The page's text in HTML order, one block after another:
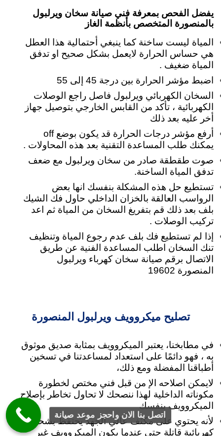
يفضل الفحص بمعرفة فني صيانة سخان ويرلبول
بالمنصورة المتخصص بأنظمة الغاز
المياة ليست ساخنة كما ينبغي أحتمالية هذا العطل
هي حساس الحرارة لايعمل بشكل صحيح او تدفق
المياة ضغيف .
اضبط مؤشر الحرارة بين درجة 45 إلى 55
السخان الكهربائي ويرلبول فاصل راجع الوصلات
الكهربائية ، تأكد من القابس الخارجي بتوصيل جهاز
أخر عليه بعد ذلك
أرفع مؤشر درجات الحرارة قد يكون بوضع off
يمكنك طلب المساعدة التقنية بعد هذه المحاولات .
صوت طقطقة صادر من سخان ويرلبول مع ضعف
تدفق المياة الساخنة.
تستطيع حل هذه المشكلة بنفسك انها بعض
الرواسب العالقة بالخزان الداخلي حاول فك الشيك
بلف بعد ذلك قم بتفريغ السخان من المياة ثم اعد
تركيب الوصلات .
إذا لم تستطيع فك بلف عدم رجوع المياة وتنظيف
تنك السخان اطلب المساعدة الفنية عن طريق
الاتصال برقم صيانة سخان كهرباء ويرلبول
المنصورة 19602
تصليح ميكروويف ويرلبول المنصورة
في مطابخنا، يعتبر الميكروويف بمثابة صديق موثوق
به ، فهو دائمًا على استعداد لمساعدتنا في تسخين
أطباقنا المفضلة ومع ذلك،
لايمكن اصلاحه الإ من قبل فني مختص لخطورة
مكوناته الداخلية لهذا ننصحك لا تحاول تخاطر بإصلاح
الميكروويف بنفسك
لأنه يحتوي على مكثف عالي الجهد يحتفظ بشحنة
كهربائية قاتلة حتى عندما يكون الميكروويف غير
اتصل بنا الان واحجز موعد صيانة